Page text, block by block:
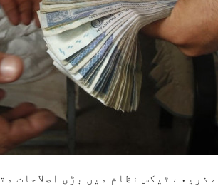
ذریعے ٹیکس نظام میں بڑی اصلاحات